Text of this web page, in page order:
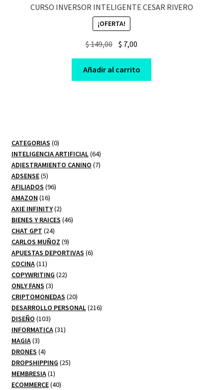
CURSO INVERSOR INTELIGENTE CESAR RIVERO
¡OFERTA!
$149,00 Original
price
was:
$ 149,00.
$ 7,00
price
is:
$ 7,00.
Añadir al carrito
CATEGORIAS 00
productos
INTELIGENCIA ARTIFICIAL 6464
productos
ADIESTRAMIENTO CANINO 77
ADSENSE 55
productos
AFILIADOS 9696
AMAZON 1616
productos
AXIE INFINITY 22
productos
BIENES Y RAICES 4646
CHAT GPT 2424
productos
CARLOS MUÑOZ 99
productos
APUESTAS DEPORTIVAS 66
COCINA 1111
productos
COPYWRITING 2222
ONLY FANS 33
productos
CRIPTOMONEDAS 2020
productos
DESARROLLO PERSONAL 216216
DISEÑO 103103
productos
INFORMATICA 3131
MAGIA 33
productos
DRONES 44
productos
DROPSHIPPING 2525
MEMBRESIA 11
producto
ECOMMERCE 4040